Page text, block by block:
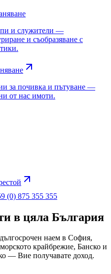
и служители —
и съобразяване с
за почивка и пътуване —
от нас имоти.
(0) 875 355 355
в цяла България
наем в София,
крайбрежие, Банско и
— Вие получавате доход.